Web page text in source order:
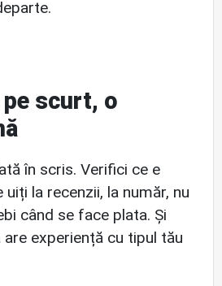
scurt, o
în scris. Verifici ce e
uiți la recenzii, la număr, nu
când se face plata. Și
experiență cu tipul tău